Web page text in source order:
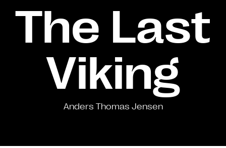
The Last
Viking
Anders Thomas Jensen